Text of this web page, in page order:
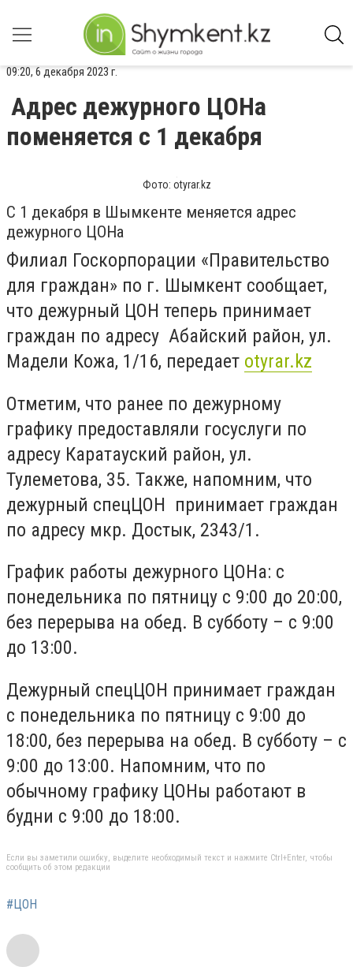
09:20, 6 декабря 2023 г.
Адрес дежурного ЦОНа
поменяется с 1 декабря
Фото: otyrar.kz
С 1 декабря в Шымкенте меняется адрес
дежурного ЦОНа
Филиал Госкорпорации «Правительство
для граждан» по г. Шымкент сообщает,
что дежурный ЦОН теперь принимает
граждан по адресу Абайский район, ул.
Мадели Кожа, 1/16, передает otyrar.kz
Отметим, что ранее по дежурному
графику предоставляли госуслуги по
адресу Каратауский район, ул.
Тулеметова, 35. Также, напомним, что
дежурный спецЦОН принимает граждан
по адресу мкр. Достык, 2343/1.
График работы дежурного ЦОНа: с
понедельника по пятницу с 9:00 до 20:00,
без перерыва на обед. В субботу – с 9:00
до 13:00.
Дежурный спецЦОН принимает граждан
с понедельника по пятницу с 9:00 до
18:00, без перерыва на обед. В субботу – с
9:00 до 13:00. Напомним, что по
обычному графику ЦОНы работают в
будни с 9:00 до 18:00.
Если вы заметили ошибку, выделите необходимый текст и нажмите Ctrl+Enter, чтобы
сообщить об этом редакции
#ЦОН